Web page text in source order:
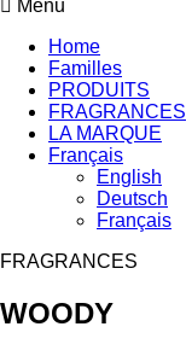
Menu
Home
Familles
PRODUITS
FRAGRANCES
LA MARQUE
Français
English
Deutsch
Français
FRAGRANCES
WOODY